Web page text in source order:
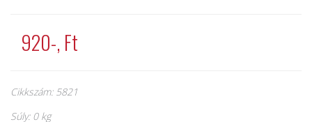
920-, Ft
Cikkszám: 5821
Súly: 0 kg